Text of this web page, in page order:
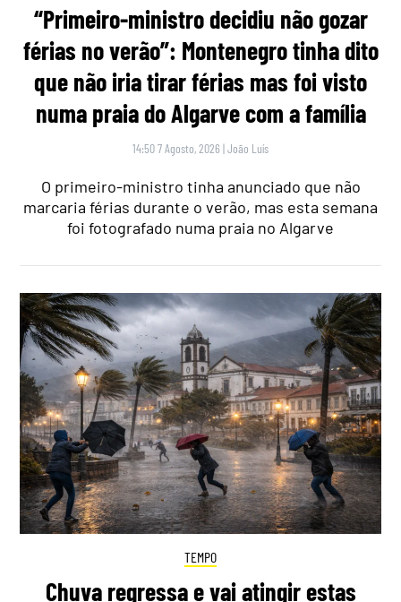
“Primeiro-ministro decidiu não gozar
férias no verão”: Montenegro tinha dito
que não iria tirar férias mas foi visto
numa praia do Algarve com a família
14:50 7 Agosto, 2026 |João Luís
O primeiro-ministro tinha anunciado que não
marcaria férias durante o verão, mas esta semana
foi fotografado numa praia no Algarve
TEMPO
Chuva regressa e vai atingir estas